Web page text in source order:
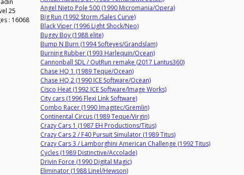
25
: 16068
Angel Nieto Pole 500 (1990 Micromania/Opera)
Big Run (1992 Storm /Sales Curve)
Black Viper (1996 Light Shock/Neo)
Buggy Boy (1988 elite)
Bump N Burn (1994 Softeyes/Grandslam)
Burning Rubber (1993 Harlequin/Ocean)
Cannonball SDL / OutRun remake (2017 Lantus360)
Chase HQ 1 (1989 Teque/Ocean)
Chase HQ 2 (1990 ICE Software/Ocean)
Cisco Heat (1992 ICE Software/Image Works)
City cars (1996 Flexi Link Software)
Combo Racer (1990 Imagitec/Gremlin)
Continental Circus (1989 Teque/Virgin)
Crazy Cars 1 (1987 EH Productions/Titus)
Crazy Cars 2 / F40 Pursuit Simulator (1989 Titus)
Crazy Cars 3 / Lamborghini American Challenge (1992 Titus)
Cycles (1989 Distinctive/Accolade)
Drivin Force (1990 Digital Magic)
Eliminator (1988 Linel/Hewson)